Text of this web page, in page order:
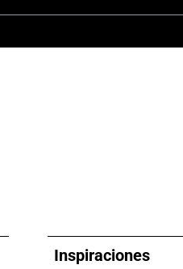
Inspiraciones